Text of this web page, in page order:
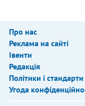
Про нас
Реклама на сайті
Івенти
Редакція
Політики і стандарти
Угода